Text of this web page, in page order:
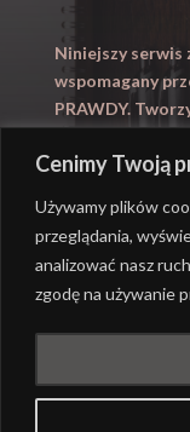
Cenimy Twoją
Używamy plików
przeglądania,
analizować nasz
zgodę na używanie
Niniejszy
wspomagany
PRAWDY.
Zapraszamy
PRAWDY |